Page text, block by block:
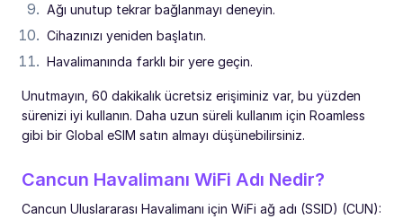
Ağı unutup tekrar bağlanmayı deneyin.
Cihazınızı yeniden başlatın.
Havalimanında farklı bir yere geçin.
Unutmayın, 60 dakikalık ücretsiz erişiminiz var, bu yüzden
sürenizi iyi kullanın. Daha uzun süreli kullanım için Roamless
gibi bir Global eSIM satın almayı düşünebilirsiniz.
Cancun Havalimanı WiFi Adı Nedir?
Cancun Uluslararası Havalimanı için WiFi ağ adı (SSID) (CUN):